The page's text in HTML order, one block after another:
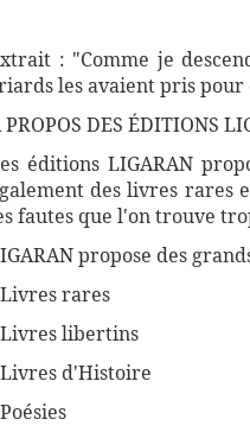
: "Comme je
les avaient pris pour
PROPOS DES ÉDITIONS
éditions LIGARAN
des livres rares
fautes que l'on trouve
propose des
Livres rares
Livres libertins
Livres d'Histoire